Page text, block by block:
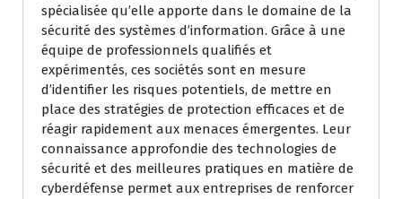
spécialisée qu’elle apporte dans le domaine de la
sécurité des systèmes d’information. Grâce à une
équipe de professionnels qualifiés et
expérimentés, ces sociétés sont en mesure
d’identifier les risques potentiels, de mettre en
place des stratégies de protection efficaces et de
réagir rapidement aux menaces émergentes. Leur
connaissance approfondie des technologies de
sécurité et des meilleures pratiques en matière de
cyberdéfense permet aux entreprises de renforcer